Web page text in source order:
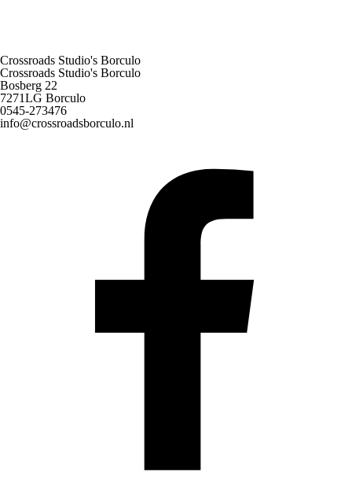
Crossroads Studio's Borculo
Crossroads Studio's Borculo
Bosberg 22
7271LG Borculo
0545-273476
info@crossroadsborculo.nl